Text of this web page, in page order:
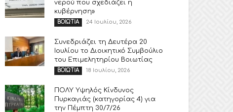
νερού που σχεδιάζει η
κυβέρνηση»
ΒΟΙΩΤΙΑ 24 Ιουλίου, 2026
Συνεδριάζει τη Δευτέρα 20
Ιουλίου το Διοικητικό Συμβούλιο
του Επιμελητηρίου Βοιωτίας
ΒΟΙΩΤΙΑ 18 Ιουλίου, 2026
ΠΟΛΥ Υψηλός Κίνδυνος
Πυρκαγιάς (κατηγορίας 4) για
την Πέμπτη 30/7/26